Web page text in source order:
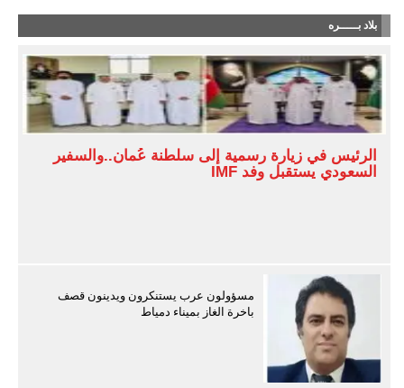
بلاد بـــــره
الرئيس في زيارة رسمية إلى سلطنة عُمان..والسفير
السعودي يستقبل وفد IMF
مسؤولون عرب يستنكرون ويدينون قصف
باخرة الغاز بميناء دمياط